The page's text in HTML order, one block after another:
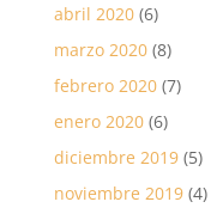
abril 2020(6)
marzo 2020(8)
febrero 2020(7)
enero 2020(6)
diciembre 2019(5)
noviembre 2019(4)